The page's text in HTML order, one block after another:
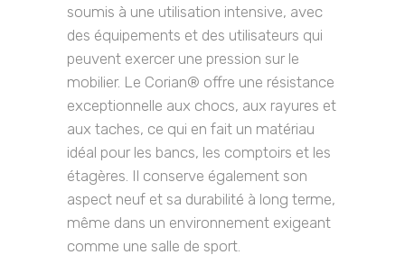
soumis à une utilisation intensive, avec
des équipements et des utilisateurs qui
peuvent exercer une pression sur le
mobilier. Le Corian® offre une résistance
exceptionnelle aux chocs, aux rayures et
aux taches, ce qui en fait un matériau
idéal pour les bancs, les comptoirs et les
étagères. Il conserve également son
aspect neuf et sa durabilité à long terme,
même dans un environnement exigeant
comme une salle de sport.